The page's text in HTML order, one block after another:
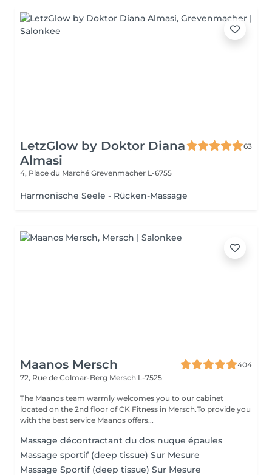
LetzGlow by Doktor Diana
Almasi
63
4, Place du Marché Grevenmacher L-6755
Harmonische Seele - Rücken-Massage
Maanos Mersch
404
72, Rue de Colmar-Berg Mersch L-7525
The Maanos team warmly welcomes you to our cabinet
located on the 2nd floor of CK Fitness in Mersch.To provide you
with the best service Maanos offers...
Massage décontractant du dos nuque épaules
Massage sportif (deep tissue) Sur Mesure
Massage Sportif (deep tissue) Sur Mesure